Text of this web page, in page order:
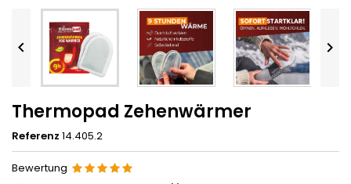
 
Thermopad Zehenwärmer
Referenz 14.405.2
Bewertung